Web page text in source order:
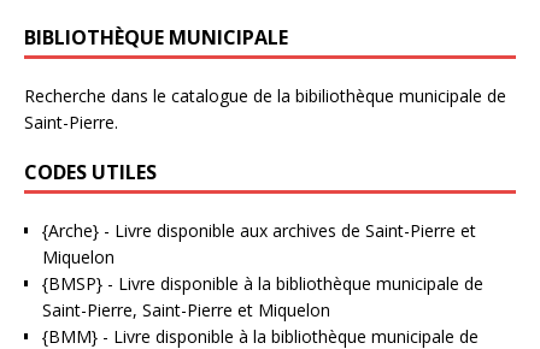
BIBLIOTHÈQUE MUNICIPALE
Recherche dans le catalogue de la bibiliothèque municipale de
Saint-Pierre.
CODES UTILES
{Arche} - Livre disponible aux archives de Saint-Pierre et
Miquelon
{BMSP} - Livre disponible à la bibliothèque municipale de
Saint-Pierre, Saint-Pierre et Miquelon
{BMM} - Livre disponible à la bibliothèque municipale de